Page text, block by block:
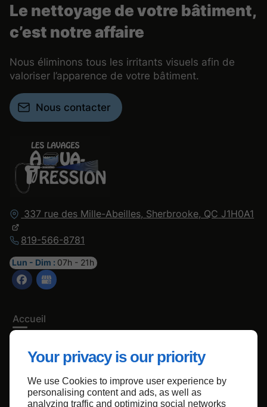
Your privacy is our priority
We use Cookies to improve user experience by
personalising content and ads, as well as
analyzing traffic and optimizing social networks
337 rue des Mille-Abeilles, Sherbrooke, QC J1H0A1
819-566-8781
Lun - Dim : 07h - 21h
Accueil
Politique de confidentialité
Plan du site
Le nettoyage de votre bâtiment,
c’est notre affaire
Nous éliminons tous les irritants visuels afin de
valoriser l’apparence de votre bâtiment.
Nous contacter